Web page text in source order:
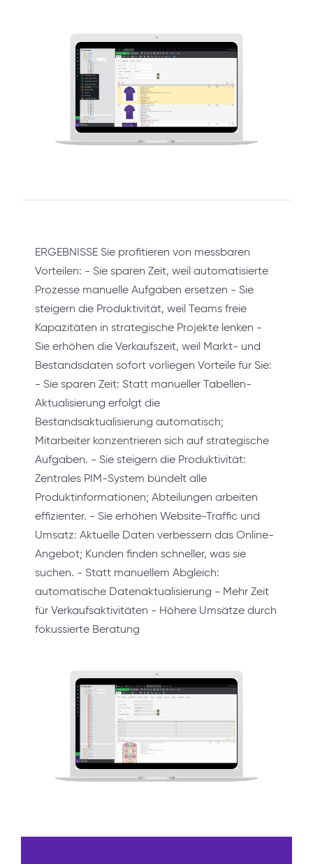
ERGEBNISSE Sie profitieren von messbaren
Vorteilen: - Sie sparen Zeit, weil automatisierte
Prozesse manuelle Aufgaben ersetzen - Sie
steigern die Produktivität, weil Teams freie
Kapazitäten in strategische Projekte lenken -
Sie erhöhen die Verkaufszeit, weil Markt- und
Bestandsdaten sofort vorliegen Vorteile für Sie:
- Sie sparen Zeit: Statt manueller Tabellen-
Aktualisierung erfolgt die
Bestandsaktualisierung automatisch;
Mitarbeiter konzentrieren sich auf strategische
Aufgaben. - Sie steigern die Produktivität:
Zentrales PIM-System bündelt alle
Produktinformationen; Abteilungen arbeiten
effizienter. - Sie erhöhen Website-Traffic und
Umsatz: Aktuelle Daten verbessern das Online-
Angebot; Kunden finden schneller, was sie
suchen. - Statt manuellem Abgleich:
automatische Datenaktualisierung - Mehr Zeit
für Verkaufsaktivitäten - Höhere Umsätze durch
fokussierte Beratung